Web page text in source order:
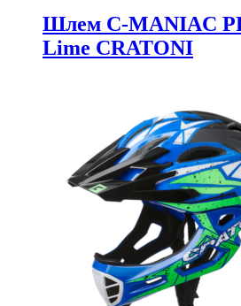
Шлем C-MANIAC
Lime CRATONI